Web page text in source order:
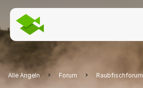
Alle Angeln Forum Raubfischforum